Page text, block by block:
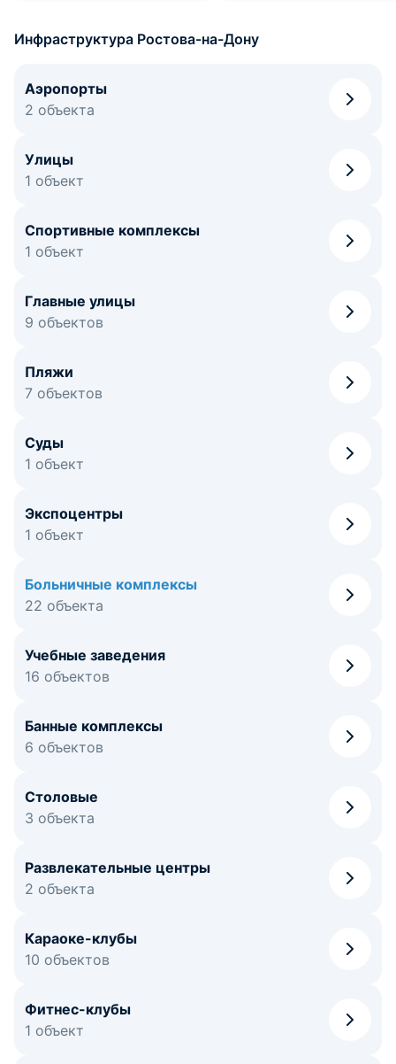
Инфраструктура Ростова-на-Дону
Аэропорты
2 объекта
Улицы
1 объект
Спортивные комплексы
1 объект
Главные улицы
9 объектов
Пляжи
7 объектов
Суды
1 объект
Экспоцентры
1 объект
Больничные комплексы
22 объекта
Учебные заведения
16 объектов
Банные комплексы
6 объектов
Столовые
3 объекта
Развлекательные центры
2 объекта
Караоке-клубы
10 объектов
Фитнес-клубы
1 объект